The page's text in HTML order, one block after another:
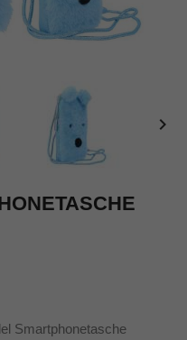

Smartphonetasche